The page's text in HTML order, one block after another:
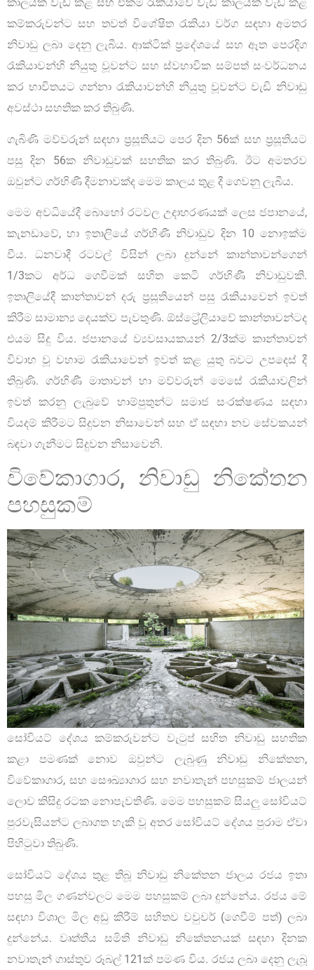
කම්කරුවන්ට සහ තවත් විශේෂිත රැකියා වර්ග සඳහා අමතර
නිවාඩු ලබා දෙනු ලැබීය. ආක්ටික් ප්‍රදේශයේ සහ ඈත පෙරදිග
රැකියාවන්හි නියුතු වූවන්ට සහ ස්වභාවික සම්පත් සංවර්ධනය
කර භාවිතයට ගන්නා රැකියාවන්හි නියුතු වූවන්ට වැඩි නිවාඩු
අවස්ථා සහතික කර තිබුණි.
ගැබිණි මව්වරුන් සඳහා ප්‍රසූතියට පෙර දින 56ක් සහ ප්‍රසූතියට
පසු දින 56ක නිවාඩුවක් සහතික කර තිබුණි. ඊට අමතරව
ඔවුන්ට ගර්භිණී දීමනාවක්ද මෙම කාලය තුළ දී ගෙවනු ලැබීය.
මෙම අවධියේදී බොහෝ රටවල උදාහරණයක් ලෙස ජපානයේ,
කැනඩාවේ, හා ඉතාලියේ ගර්භිණී නිවාඩුව දින 10 නොඉක්ම
වීය. ධනවාදී රටවල් විසින් ලබා දුන්නේ කාන්තාවන්ගෙන්
1/3කට අර්ධ ගෙවීමක් සහිත කෙටි ගර්භිණී නිවාඩුවකි.
ඉතාලියේදී කාන්තාවන් දරු ප්‍රසූතියෙන් පසු රැකියාවෙන් ඉවත්
කිරීම සාමාන්‍ය දෙයක්ව පැවතුණි. ඕස්ට්‍රේලියාවේ කාන්තාවන්ටද
එයම සිදු විය. ජපානයේ ව්‍යවසායකයන් 2/3ක්ම කාන්තාවන්
විවාහ වූ වහාම රැකියාවෙන් ඉවත් කළ යුතු බවට උපදෙස් දී
තිබුණි. ගර්භිණී මාතාවන් හා මව්වරුන් මෙසේ රැකියාවලින්
ඉවත් කරනු ලැබුවේ හාම්පුතුන්ට සමාජ සංරක්ෂණය සඳහා
වියදම් කිරීමට සිදුවන නිසාවෙන් සහ ඒ සඳහා නව සේවකයන්
බඳවා ගැනීමට සිදුවන නිසාවෙනි.
විවේකාගාර, නිවාඩු නිකේතන
පහසුකම්
සෝවියට් දේශය කම්කරුවන්ට වැටුප් සහිත නිවාඩු සහතික
කළා පමණක් නොව ඔවුන්ට ලැබුණු නිවාඩු නිකේතන,
විවේකාගාර, සහ සෞඛ්‍යාගාර සහ නවාතැන් පහසුකම් ජාලයන්
ලොව කිසිදු රටක නොපැවතිණි. මෙම පහසුකම් සියලු සෝවියට්
පුරවැසියන්ට ලබාගත හැකි වූ අතර සෝවියට් දේශය පුරාම ඒවා
පිහිටුවා තිබුණි.
සෝවියට් දේශය තුළ තිබූ නිවාඩු නිකේතන ජාලය රජය ඉතා
පහසු මිල ගණන්වලට මෙම පහසුකම් ලබා දුන්නේය. රජය මේ
සඳහා විශාල මිල අඩු කිරීම් සහිතව වවුචර් (ගෙවීම් පත්) ලබා
දුන්නේය. වෘත්තීය සමිති නිවාඩු නිකේතනයක් සඳහා දිනක
නවාතැන් ගාස්තුව රූබල් 121ක් පමණ විය. රජය ලබා දෙනු ලැබූ